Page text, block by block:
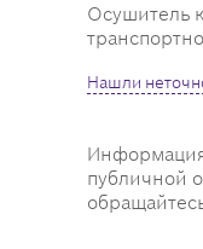
Осушитель
Нашли
Информация
публичной